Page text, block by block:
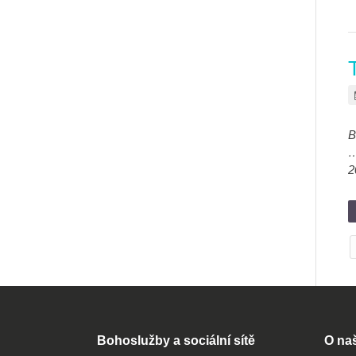
Bohoslužby a sociální sítě O